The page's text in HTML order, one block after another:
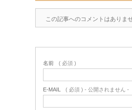
この記事へのコメントはありませ
名前 ( 必須 )
E-MAIL ( 必須 ) - 公開されません -